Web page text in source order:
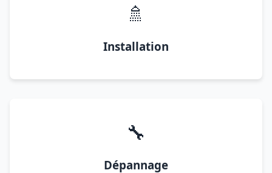
🚿
Installation
🔧
Dépannage